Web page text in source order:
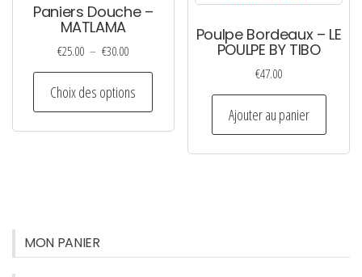
Paniers Douche –
MATLAMA
€25.00 – €30.00Plage
de
prix :
€25.00
à
Choix des options
Ce
être
Poulpe Bordeaux – LE
POULPE BY TIBO
€47.00
Ajouter au panier
MON PANIER